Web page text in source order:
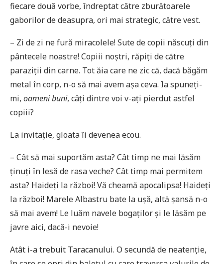
fiecare două vorbe, îndreptat către zburătoarele
gaborilor de deasupra, ori mai strategic, către vest.
– Zi de zi ne fură miracolele! Sute de copii născuți din
pântecele noastre! Copiii noștri, răpiți de către
paraziții din carne. Tot ăia care ne zic că, dacă băgăm
metal în corp, n-o să mai avem așa ceva. Ia spuneți-
mi, oameni buni, câți dintre voi v-ați pierdut astfel
copiii?
La invitație, gloata îi devenea ecou.
– Cât să mai suportăm asta? Cât timp ne mai lăsăm
ținuți în lesă de rasa veche? Cât timp mai permitem
asta? Haideți la război! Vă cheamă apocalipsa! Haideți
la război! Marele Albastru bate la ușă, altă șansă n-o
să mai avem! Le luăm navele bogaților și le lăsăm pe
javre aici, dacă-i nevoie!
Atât i-a trebuit Taracanului. O secundă de neatenție,